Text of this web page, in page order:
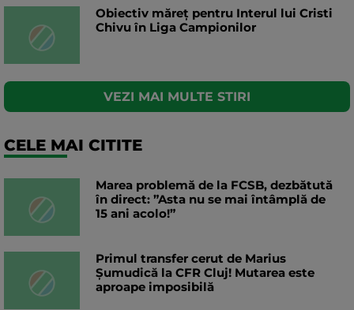
Obiectiv măreț pentru Interul lui Cristi
Chivu în Liga Campionilor
VEZI MAI MULTE STIRI
CELE MAI CITITE
Marea problemă de la FCSB, dezbătută
în direct: ”Asta nu se mai întâmplă de
15 ani acolo!”
Primul transfer cerut de Marius
Șumudică la CFR Cluj! Mutarea este
aproape imposibilă